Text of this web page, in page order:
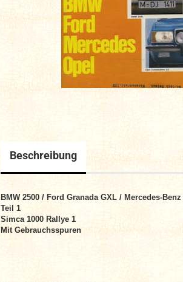
Beschreibung
BMW 2500 / Ford Granada GXL / Mercedes-Benz
Teil 1
Simca 1000 Rallye 1
Mit Gebrauchsspuren